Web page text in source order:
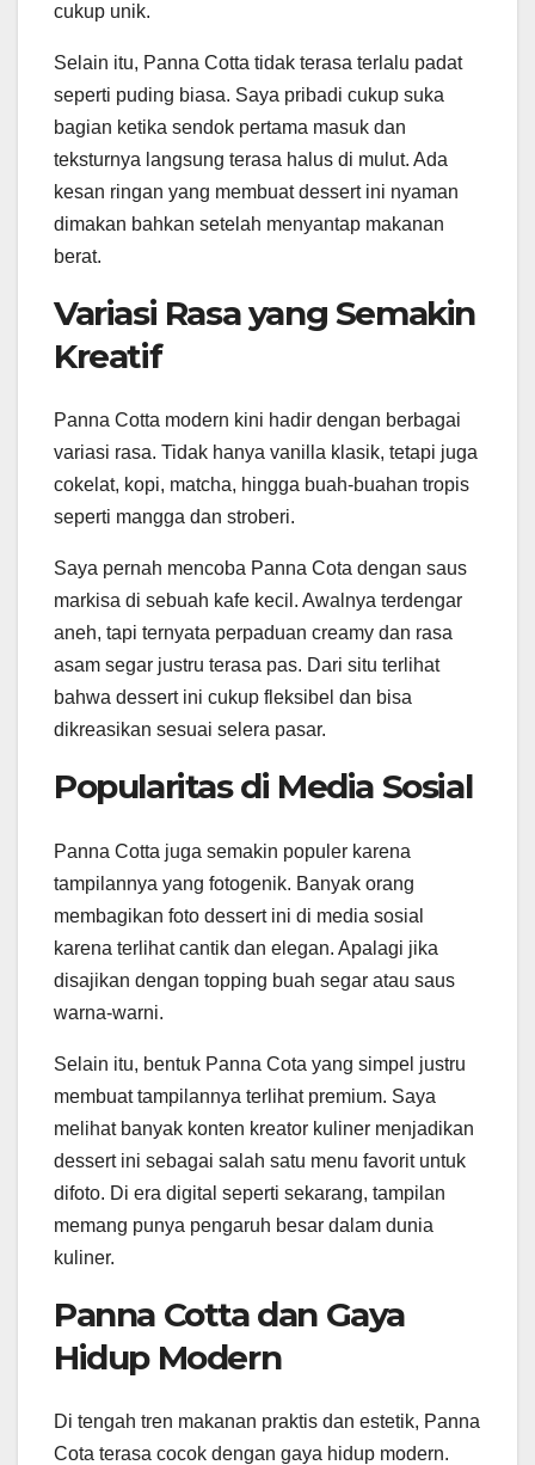
cukup unik.
Selain itu, Panna Cotta tidak terasa terlalu padat
seperti puding biasa. Saya pribadi cukup suka
bagian ketika sendok pertama masuk dan
teksturnya langsung terasa halus di mulut. Ada
kesan ringan yang membuat dessert ini nyaman
dimakan bahkan setelah menyantap makanan
berat.
Variasi Rasa yang Semakin
Kreatif
Panna Cotta modern kini hadir dengan berbagai
variasi rasa. Tidak hanya vanilla klasik, tetapi juga
cokelat, kopi, matcha, hingga buah-buahan tropis
seperti mangga dan stroberi.
Saya pernah mencoba Panna Cota dengan saus
markisa di sebuah kafe kecil. Awalnya terdengar
aneh, tapi ternyata perpaduan creamy dan rasa
asam segar justru terasa pas. Dari situ terlihat
bahwa dessert ini cukup fleksibel dan bisa
dikreasikan sesuai selera pasar.
Popularitas di Media Sosial
Panna Cotta juga semakin populer karena
tampilannya yang fotogenik. Banyak orang
membagikan foto dessert ini di media sosial
karena terlihat cantik dan elegan. Apalagi jika
disajikan dengan topping buah segar atau saus
warna-warni.
Selain itu, bentuk Panna Cota yang simpel justru
membuat tampilannya terlihat premium. Saya
melihat banyak konten kreator kuliner menjadikan
dessert ini sebagai salah satu menu favorit untuk
difoto. Di era digital seperti sekarang, tampilan
memang punya pengaruh besar dalam dunia
kuliner.
Panna Cotta dan Gaya
Hidup Modern
Di tengah tren makanan praktis dan estetik, Panna
Cota terasa cocok dengan gaya hidup modern.